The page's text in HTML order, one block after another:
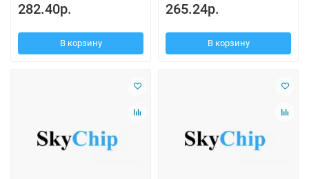
282.40р.
В корзину
265.24р.
В корзину